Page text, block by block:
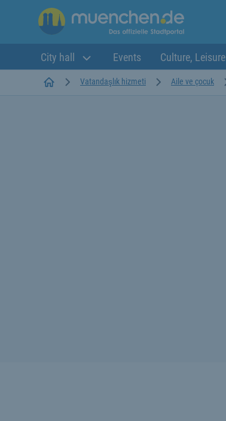
City hall Events Culture, Leisure
StartseiteVatandaşlık hizmeti Aile ve çocuk